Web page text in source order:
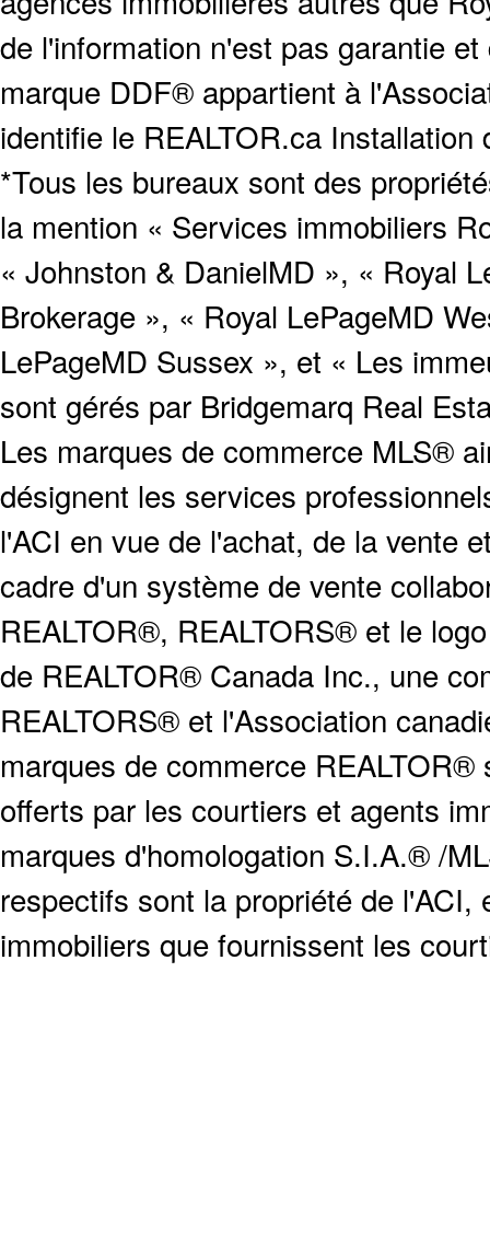
de l'information n'est pas garantie
marque DDF® appartient à
identifie le REALTOR.ca
*Tous les bureaux sont des
la mention « Services immobiliers
« Johnston & DanielMD », « Royal
Brokerage », « Royal LePageMD
LePageMD Sussex », et « Les
sont gérés par Bridgemarq Real
Les marques de commerce MLS®
désignent les services
l'ACI en vue de l'achat, de la vente
cadre d'un système de vente
REALTOR®, REALTORS® et le
de REALTOR® Canada Inc., une
REALTORS® et l'Association
marques de commerce
offerts par les courtiers et agents
marques d'homologation S.I.A.® /
respectifs sont la propriété de
immobiliers que fournissent les